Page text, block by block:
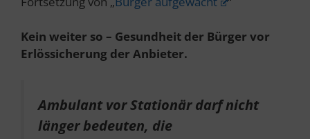
Kein weiter so – Gesundheit der Bürger vor
Erlössicherung der Anbieter.
Ambulant vor Stationär darf nicht
länger bedeuten, die